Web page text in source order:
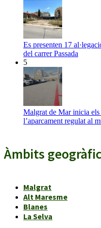
Es presenten 17
del carrer Passada
5
Malgrat de Mar inicia
l’aparcament regulat al
Àmbits
Malgrat
Alt Maresme
Blanes
La Selva